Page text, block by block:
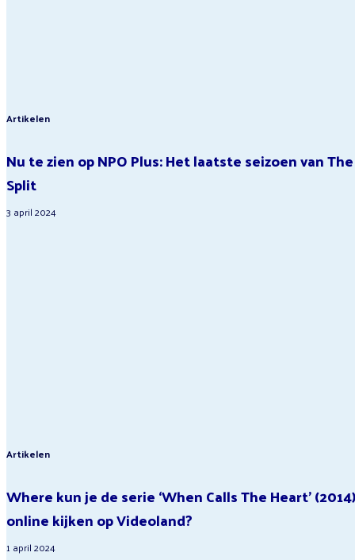
Artikelen
Nu te zien op NPO Plus: Het laatste seizoen van The
Split
3 april 2024
Artikelen
Where kun je de serie ‘When Calls The Heart’ (2014)
online kijken op Videoland?
1 april 2024